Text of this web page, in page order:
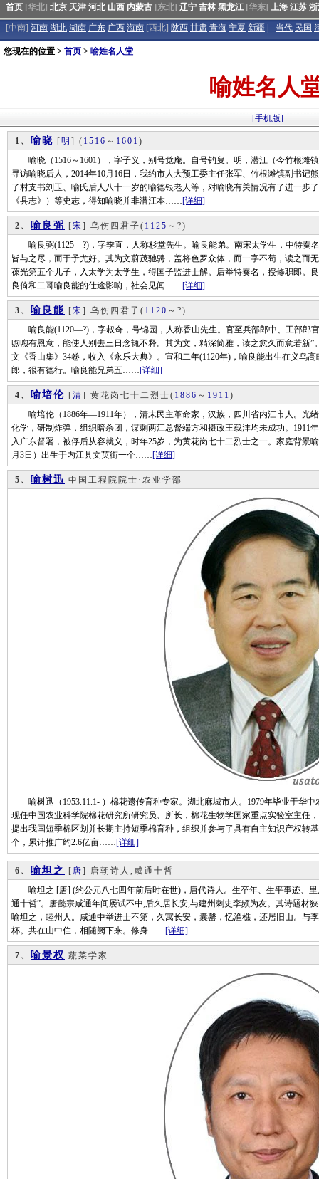
首页 [华北] 北京 天津 河北 山西 内蒙古 [东北] 辽宁 吉林 黑龙江 [华东] 上海 江苏
[中南] 河南 湖北 湖南 广东 广西 海南 [西北] 陕西 甘肃 青海 宁夏 新疆 当代 民国
您现在的位置 > 首页 > 喻姓名人堂
喻姓名人
[手机版]
1、 喻晓 [明 ] ( 1516 ～ 1601 )
喻晓（1516～1601），字子义，别号觉庵。自号钓叟。明，潜江（今竹根滩
寻访喻晓后人，2014年10月16日，我约市人大预工委主任张军、竹根滩镇副书记
了村支书刘玉、喻氏后人八十一岁的喻德银老人等，对喻晓有关情况有了进一步
《县志》）等史志，得知喻晓并非潜江本……[详细]
2、 喻良弼 [宋 ] 乌伤四君子( 1125 ～?)
喻良弼(1125—?)，字季直，人称杉堂先生。喻良能弟。南宋太学生，中特奏
皆与之尽，而于予尤好。其为文蔚茂驰骋，盖将色罗众体，而一字不苟，读之而
葆光第五个儿子，入太学为太学生，得国子监进士解。后举特奏名，授修职郎。
良倚和二哥喻良能的仕途影响，社会见闻……[详细]
3、 喻良能 [宋 ] 乌伤四君子( 1120 ～?)
喻良能(1120—?)，字叔奇，号锦园，人称香山先生。官至兵部郎中、工部郎官
煦煦有恩意，能使人别去三日念辄不释。其为文，精深简雅，读之愈久而意若新
文《香山集》34卷，收入《永乐大典》。宣和二年(1120年)，喻良能出生在义乌
郎，很有德行。喻良能兄弟五……[详细]
4、 喻培伦 [清] 黄花岗七十二烈士( 1886 ～ 1911 )
喻培伦（1886年—1911年），清末民主革命家，汉族，四川省内江市人。光
化学，研制炸弹，组织暗杀团，谋刺两江总督端方和摄政王载沣均未成功。1911
入广东督署，被俘后从容就义，时年25岁，为黄花岗七十二烈士之一。家庭背景
月3日）出生于内江县文英街一个……[详细]
5、 喻树迅 中国工程院院士·农业学部
喻树迅（1953.11.1- ）棉花遗传育种专家。湖北麻城市人。1979年毕业于华中
现任中国农业科学院棉花研究所研究员、所长，棉花生物学国家重点实验室主任
提出我国短季棉区划并长期主持短季棉育种，组织并参与了具有自主知识产权转
个，累计推广约2.6亿亩……[详细]
6、 喻坦之 [ 唐] 唐朝诗人,咸通十哲
喻坦之 [唐] (约公元八七四年前后时在世)，唐代诗人。生卒年、生平事迹、里
通十哲”。唐懿宗咸通年间屡试不中,后久居长安,与建州刺史李频为友。其诗题材
喻坦之，睦州人。咸通中举进士不第，久寓长安，囊罄，忆渔樵，还居旧山。与
杯。共在山中住，相随阙下来。修身……[详细]
7、 喻景权 蔬菜学家